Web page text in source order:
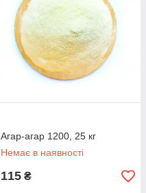
Агар-агар 1200, 25 кг
Немає в наявності
115 ₴